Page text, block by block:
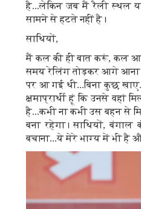
है...लेकिन जब मैं रैली स्थल
सामने से हटते नहीं है।
साथियों,
मैं कल की ही बात करूं, कल
समय रेलिंग तोड़कर आगे आना
पर आ गई थी...बिना कुछ
क्षमाप्रार्थी हूं कि उनसे
है...कभी ना कभी उस बहन से
बना रहेगा। साथियों,
बचाना...ये मेरे भाग्य में भी है